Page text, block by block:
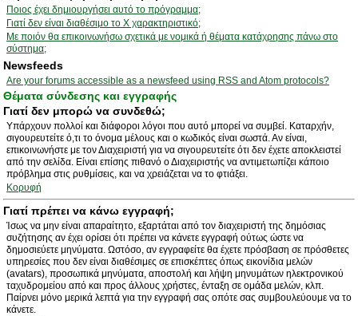
Ποιος έχει δημιουργήσει αυτό το πρόγραμμα;
Γιατί δεν είναι διαθέσιμο το Χ χαρακτηριστικό;
Με ποιόν θα επικοινωνήσω σχετικά με νομικά ή θέματα κατάχρησης πάνω στο
σύστημα;
Newsfeeds
Are your forums accessible as a newsfeed using RSS and Atom protocols?
Θέματα σύνδεσης και εγγραφής
Γιατί δεν μπορώ να συνδεθώ;
Υπάρχουν πολλοί και διάφοροι λόγοι που αυτό μπορεί να συμβεί. Καταρχήν,
σιγουρευτείτε ό,τι το όνομα μέλους και ο κωδικός είναι σωστά. Αν είναι,
επικοινωνήστε με τον Διαχειριστή για να σιγουρευτείτε ότι δεν έχετε αποκλειστεί
από την σελίδα. Είναι επίσης πιθανό ο Διαχειριστής να αντιμετωπίζει κάποιο
πρόβλημα στις ρυθμίσεις, και να χρειάζεται να το φτιάξει.
Κορυφή
Γιατί πρέπει να κάνω εγγραφή;
Ίσως να μην είναι απαραίτητο, εξαρτάται από τον διαχειριστή της δημόσιας
συζήτησης αν έχει ορίσει ότι πρέπει να κάνετε εγγραφή ούτως ώστε να
δημοσιεύετε μηνύματα. Ωστόσο, αν εγγραφείτε θα έχετε πρόσβαση σε πρόσθετες
υπηρεσίες που δεν είναι διαθέσιμες σε επισκέπτες όπως εικονίδια μελών
(avatars), προσωπικά μηνύματα, αποστολή και λήψη μηνυμάτων ηλεκτρονικού
ταχυδρομείου από και προς άλλους χρήστες, ένταξη σε ομάδα μελών, κλπ.
Παίρνει μόνο μερικά λεπτά για την εγγραφή σας οπότε σας συμβουλεύουμε να το
κάνετε.